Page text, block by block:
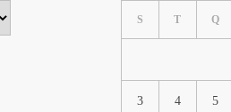
S T Q
3 4 5